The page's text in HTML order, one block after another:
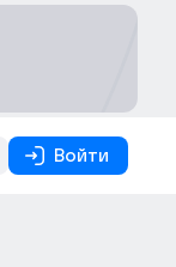
Войти